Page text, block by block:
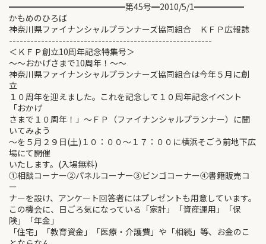
━━━━━━━━━━━━━━第45号━2010/5/1━━━━━━
かもめのひろば
神奈川県ファイナンシャルプランナーズ協同組合 ＫＦＰ広報誌
---------------------------------------------------------
＜ＫＦＰ創立10周年記念特集号＞
～～おかげさまで10周年！～～
神奈川県ファイナンシャルプランナーズ協同組合は今年５月に創
立
１０周年を迎えました。これを記念して１０周年記念イベント
「おかげ
さまで１０周年！」～ＦＰ（ファイナンシャルプランナー）に聞
いてみよう
～を５月２９日(土)１０：００～１７：００に横浜そごう前地下広
場にて開催
いたします。(入場無料)
①相談コーナー②パネルコーナー③ビンゴコーナー④書籍販売コ
ー
ナーを設け、アンケート回答者にはプレゼントも用意しています。
この機会に、日ごろ気になっている「家計」「資産運用」「保
険」「年金」
「住宅」「教育資金」「医療・介護費」や「相続」等、お金のこ